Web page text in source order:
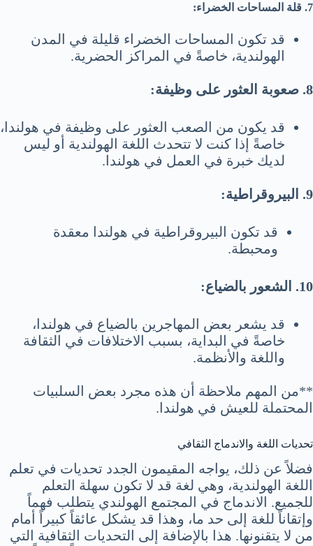
7. قلة المساحات الخضراء:
قد تكون المساحات الخضراء قليلة في المدن
الهولندية، خاصةً في المراكز الحضرية.
8. صعوبة العثور على وظيفة:
قد يكون من الصعب العثور على وظيفة في هولندا،
خاصةً إذا كنت لا تتحدث اللغة الهولندية أو ليس
لديك خبرة في العمل في هولندا.
9. البيروقراطية:
قد تكون البيروقراطية في هولندا معقدة
ومحبطة.
10. الشعور بالضياع:
قد يشعر بعض المهاجرين بالضياع في هولندا،
خاصةً في البداية، بسبب الاختلافات في الثقافة
واللغة والأنظمة.
**من المهم ملاحظة أن هذه مجرد بعض السلبيات
المحتملة للعيش في هولندا.
تحديات اللغة والاندماج الثقافي
فضلاً عن ذلك، يواجه المقيمون الجدد تحديات في تعلم
اللغة الهولندية، وهي لغة قد لا تكون سهلة التعلم
للجميع. الاندماج في المجتمع الهولندي يتطلب فهماً
وإتقاناً للغة إلى حد ما، وهذا قد يشكل عائقاً كبيراً أمام
من لا يتقنونها. هذا بالإضافة إلى التحديات الثقافية التي